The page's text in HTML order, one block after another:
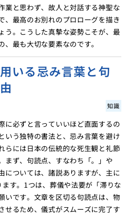
業と思わず、故人と対話する神聖な
、最高のお別れのプロローグを描き
う。こうした真摯な姿勢こそが、最
、最も大切な要素なのです。
いる忌み言葉と句
知識
に必ずと言っていいほど直面するの
いう独特の書法と、忌み言葉を避け
らには日本の伝統的な死生観と礼節
まず、句読点、すなわち「。」や
については、諸説ありますが、主に
す。1つは、葬儀や法要が「滞りな
いです。文章を区切る句読点は、物
せるため、儀式がスムーズに完了す